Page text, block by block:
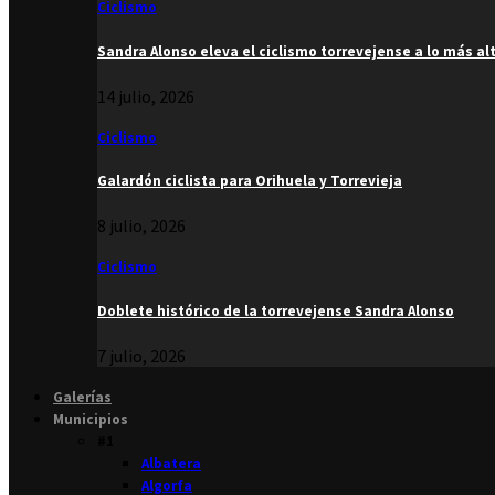
Ciclismo
Sandra Alonso eleva el ciclismo torrevejense a lo más
14 julio, 2026
Ciclismo
Galardón ciclista para Orihuela y Torrevieja
8 julio, 2026
Ciclismo
Doblete histórico de la torrevejense Sandra Alonso
7 julio, 2026
Galerías
Municipios
Albatera
Algorfa